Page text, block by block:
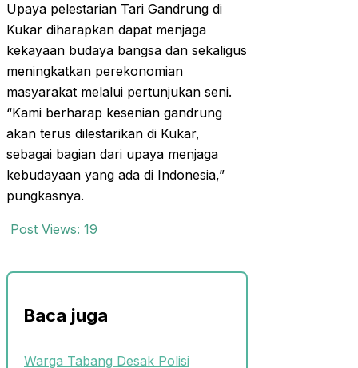
Upaya pelestarian Tari Gandrung di
Kukar diharapkan dapat menjaga
kekayaan budaya bangsa dan sekaligus
meningkatkan perekonomian
masyarakat melalui pertunjukan seni.
“Kami berharap kesenian gandrung
akan terus dilestarikan di Kukar,
sebagai bagian dari upaya menjaga
kebudayaan yang ada di Indonesia,”
pungkasnya.
Post Views: 19
Baca juga
Warga Tabang Desak Polisi